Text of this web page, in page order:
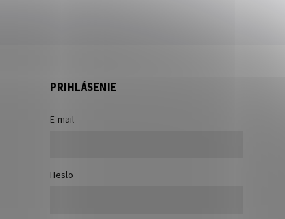
PRIHLÁSENIE
E-mail
Heslo